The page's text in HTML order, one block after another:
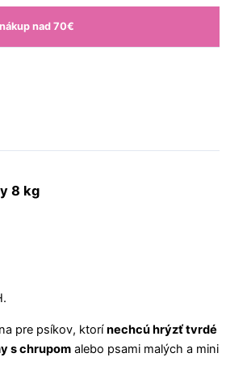
nad 70€
8 kg
pre psíkov, ktorínechcú hrýzť tvrdé
s chrupom alebo psami malých a mini